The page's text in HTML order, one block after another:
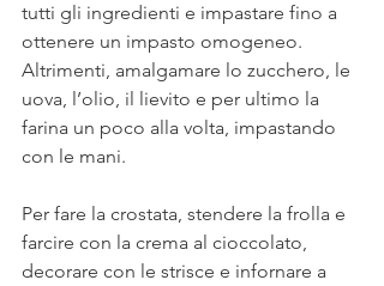
tutti gli ingredienti e impastare fino a
ottenere un impasto omogeneo.
Altrimenti, amalgamare lo zucchero, le
uova, l’olio, il lievito e per ultimo la
farina un poco alla volta, impastando
con le mani.
Per fare la crostata, stendere la frolla e
farcire con la crema al cioccolato,
decorare con le strisce e infornare a